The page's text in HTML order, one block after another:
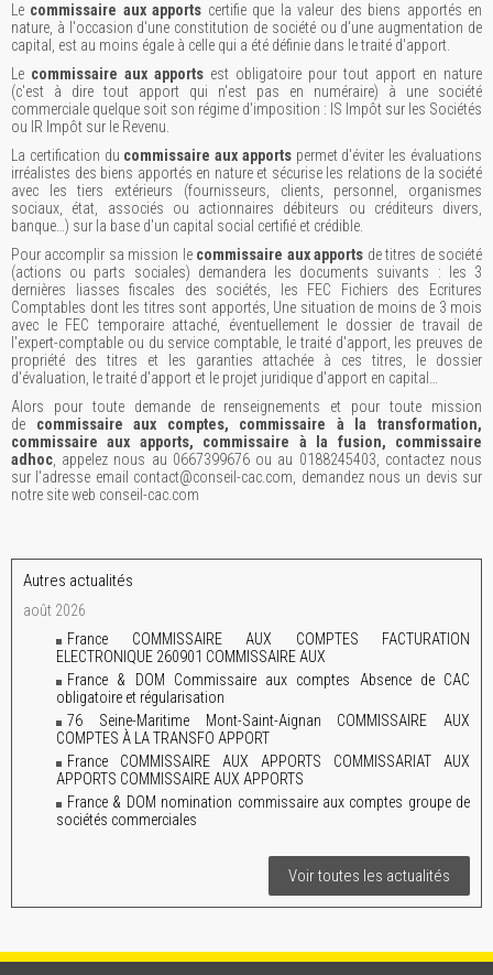
Le commissaire aux apports certifie que la valeur des biens apportés en
nature, à l'occasion d'une constitution de société ou d'une augmentation de
capital, est au moins égale à celle qui a été définie dans le traité d'apport.
Le commissaire aux apports est obligatoire pour tout apport en nature
(c'est à dire tout apport qui n'est pas en numéraire) à une société
commerciale quelque soit son régime d'imposition : IS Impôt sur les Sociétés
ou IR Impôt sur le Revenu.
La certification du commissaire aux apportspermet d'éviter les évaluations
irréalistes des biens apportés en nature et sécurise les relations de la société
avec les tiers extérieurs (fournisseurs, clients, personnel, organismes
sociaux, état, associés ou actionnaires débiteurs ou créditeurs divers,
banque…) sur la base d'un capital social certifié et crédible.
Pour accomplir sa mission le commissaire aux apports de titres de société
(actions ou parts sociales) demandera les documents suivants : les 3
dernières liasses fiscales des sociétés, les FEC Fichiers des Ecritures
Comptables dont les titres sont apportés, Une situation de moins de 3 mois
avec le FEC temporaire attaché, éventuellement le dossier de travail de
l'expert-comptable ou du service comptable, le traité d'apport, les preuves de
propriété des titres et les garanties attachée à ces titres, le dossier
d'évaluation, le traité d'apport et le projet juridique d'apport en capital…
Alors pour toute demande de renseignements et pour toute mission
de commissaire aux comptes, commissaire à la transformation,
commissaire aux apports, commissaire à la fusion, commissaire
adhoc , appelez nous au 0667399676 ou au 0188245403, contactez nous
sur l'adresse email contact@conseil-cac.com, demandez nous un devis sur
notre site web conseil-cac.com
Autres actualités
août 2026
France COMMISSAIRE AUX COMPTES FACTURATION
ELECTRONIQUE 260901 COMMISSAIRE AUX
France & DOM Commissaire aux comptes Absence de CAC
obligatoire et régularisation
76 Seine-Maritime Mont-Saint-Aignan COMMISSAIRE AUX
COMPTES À LA TRANSFO APPORT
France COMMISSAIRE AUX APPORTS COMMISSARIAT AUX
APPORTS COMMISSAIRE AUX APPORTS
France & DOM nomination commissaire aux comptes groupe de
sociétés commerciales
Voir toutes les actualités